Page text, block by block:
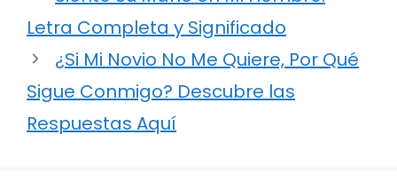
Letra Completa y Significado
¿Si Mi Novio No Me Quiere, Por Qué
Sigue Conmigo? Descubre las
Respuestas Aquí